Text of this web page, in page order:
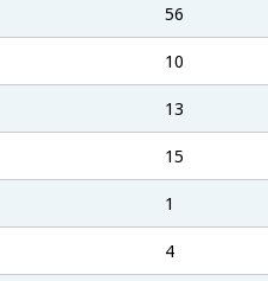
56
10
13
15
1
4